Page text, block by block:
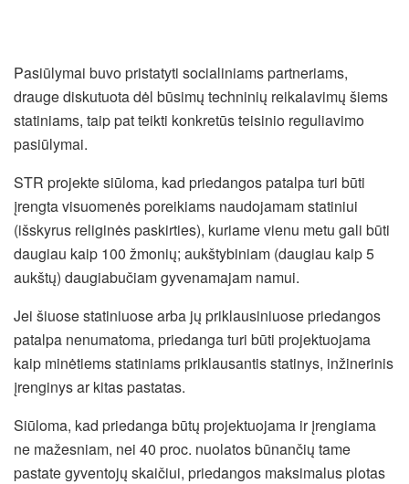
Pasiūlymai buvo pristatyti socialiniams partneriams,
drauge diskutuota dėl būsimų techninių reikalavimų šiems
statiniams, taip pat teikti konkretūs teisinio reguliavimo
pasiūlymai.
STR projekte siūloma, kad priedangos patalpa turi būti
įrengta visuomenės poreikiams naudojamam statiniui
(išskyrus religinės paskirties), kuriame vienu metu gali būti
daugiau kaip 100 žmonių; aukštybiniam (daugiau kaip 5
aukštų) daugiabučiam gyvenamajam namui.
Jei šiuose statiniuose arba jų priklausiniuose priedangos
patalpa nenumatoma, priedanga turi būti projektuojama
kaip minėtiems statiniams priklausantis statinys, inžinerinis
įrenginys ar kitas pastatas.
Siūloma, kad priedanga būtų projektuojama ir įrengiama
ne mažesniam, nei 40 proc. nuolatos būnančių tame
pastate gyventojų skaičiui, priedangos maksimalus plotas